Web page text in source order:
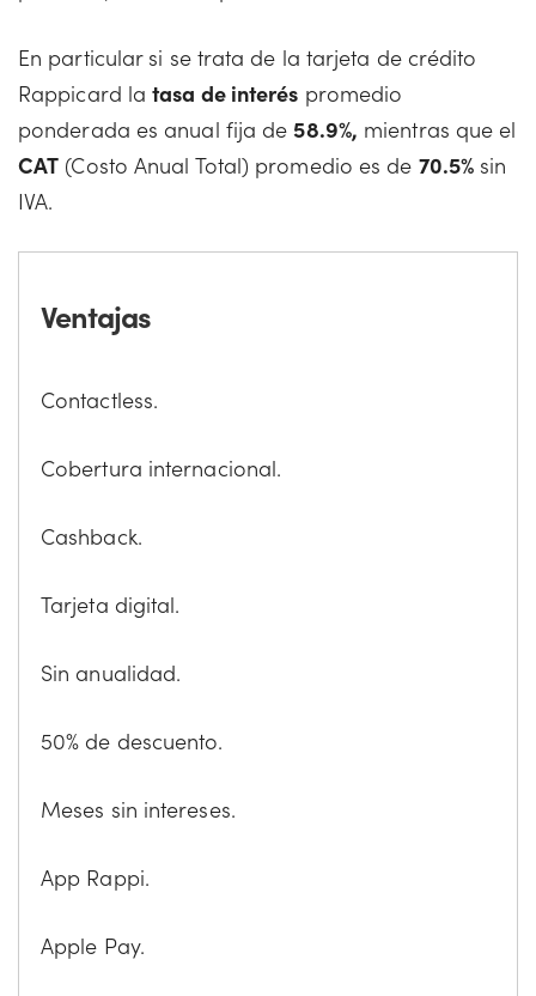
En particular si se trata de la tarjeta de crédito
Rappicard latasa de interés promedio
ponderada es anual fija de58.9%, mientras que el
CAT (Costo Anual Total) promedio es de 70.5%sin
IVA.
Ventajas
Contactless.
Cobertura internacional.
Cashback.
Tarjeta digital.
Sin anualidad.
50% de descuento.
Meses sin intereses.
App Rappi.
Apple Pay.